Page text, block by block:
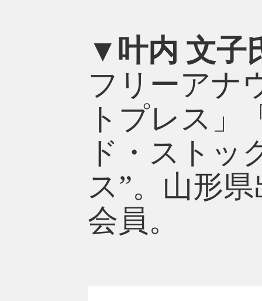
▼叶内 文子
フリーアナ
トプレス」
ド・ストッ
ス”。山形
会員。